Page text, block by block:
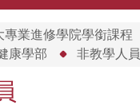
專業進修學院學銜課程
康學部
非教學人員